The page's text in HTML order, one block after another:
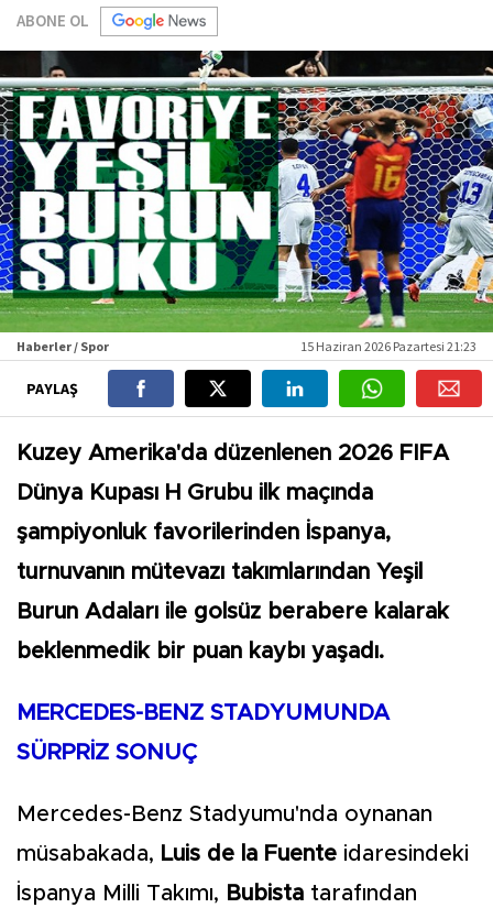
ABONE OL
Haberler / Spor 15 Haziran 2026 Pazartesi 21:23
PAYLAŞ
Kuzey Amerika'da düzenlenen 2026 FIFA
Dünya Kupası H Grubu ilk maçında
şampiyonluk favorilerinden İspanya,
turnuvanın mütevazı takımlarından Yeşil
Burun Adaları ile golsüz berabere kalarak
beklenmedik bir puan kaybı yaşadı.
MERCEDES-BENZ STADYUMUNDA
SÜRPRİZ SONUÇ
Mercedes-Benz Stadyumu'nda oynanan
müsabakada, Luis de la Fuente idaresindeki
İspanya Milli Takımı, Bubista tarafından